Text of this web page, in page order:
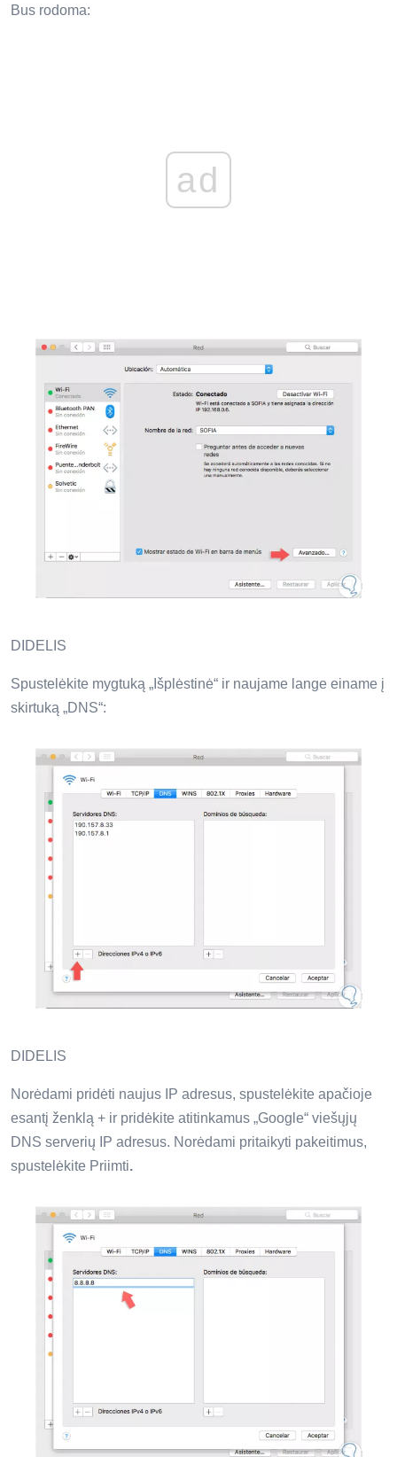
Bus rodoma:
ad
DIDELIS
Spustelėkite mygtuką „Išplėstinė“ ir naujame lange einame į
skirtuką „DNS“:
DIDELIS
Norėdami pridėti naujus IP adresus, spustelėkite apačioje
esantį ženklą + ir pridėkite atitinkamus „Google“ viešųjų
DNS serverių IP adresus. Norėdami pritaikyti pakeitimus,
spustelėkite Priimti.